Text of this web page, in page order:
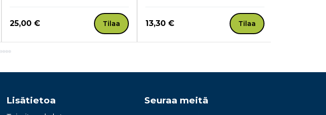
Hinta nyt
25,00 € Tilaa Hinta nyt
13,30 € Tilaa
Lisätietoa Seuraa meitä